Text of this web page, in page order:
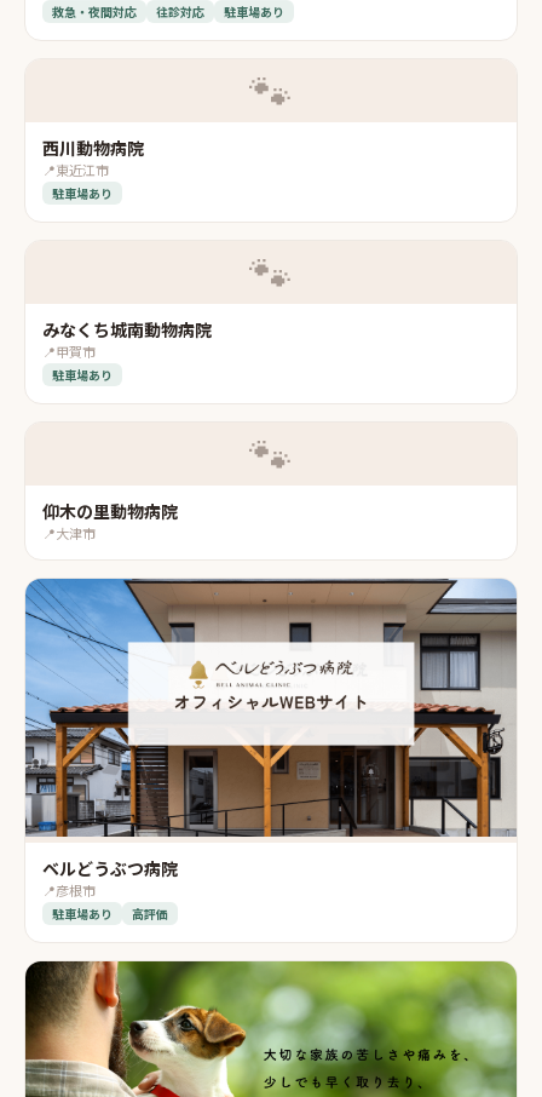
救急・夜間対応 往診対応 駐車場あり
🐾
西川動物病院
📍東近江市
駐車場あり
🐾
みなくち城南動物病院
📍甲賀市
駐車場あり
🐾
仰木の里動物病院
📍大津市
ベルどうぶつ病院
📍彦根市
駐車場あり 高評価